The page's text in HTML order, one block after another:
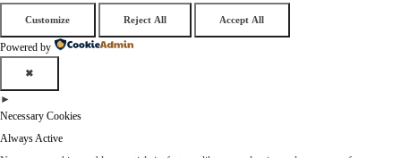
Customize Reject All Accept All
Powered by
✖
►
Necessary Cookies
Always Active